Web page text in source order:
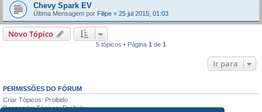
Chevy Spark EV
Última Mensagem por Filipe « 25 jul 2015, 01:03
Novo Tópico
5 tópicos • Página 1 de 1
Ir para
PERMISSÕES DO FÓRUM
Criar Tópicos: Proibido
Responder Tópicos: Proibido